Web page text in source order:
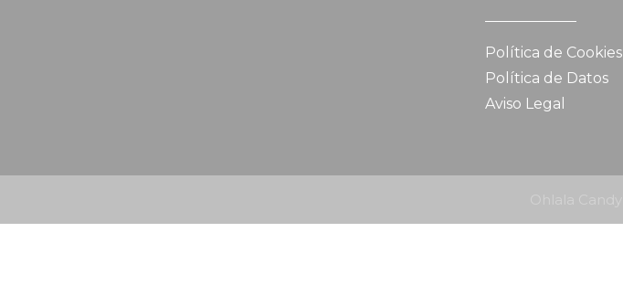
Política de Cookies
Política de Datos
Aviso Legal